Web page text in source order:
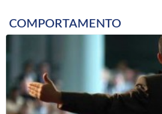
COMPORTAMENTO